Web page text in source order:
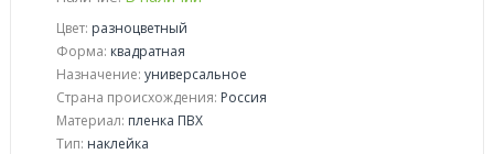
Цвет: разноцветный
Форма: квадратная
Назначение: универсальное
Страна происхождения: Россия
Материал: пленка ПВХ
Тип: наклейка